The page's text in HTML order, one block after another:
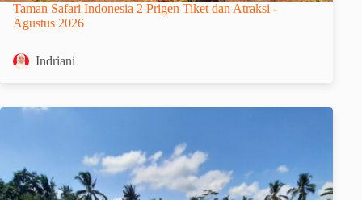
Taman Safari Indonesia 2 Prigen Tiket dan Atraksi -
Agustus 2026
Indriani